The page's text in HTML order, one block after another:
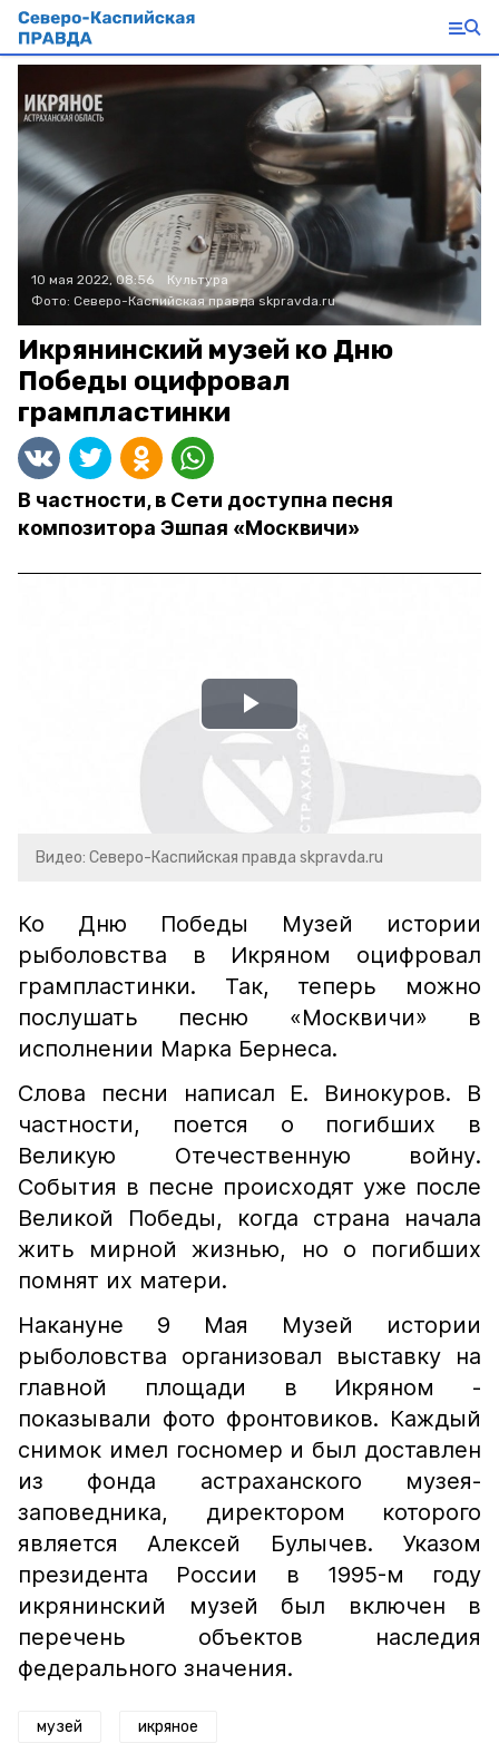
10 мая 2022, 08:56
Культура
Фото: Северо-Каспийская правда skpravda.ru
Икрянинский музей ко Дню
Победы оцифровал
грампластинки
В частности, в Сети доступна песня
композитора Эшпая «Москвичи»
Play
Video
Видео: Северо-Каспийская правда skpravda.ru
Ко Дню Победы Музей истории
рыболовства в Икряном оцифровал
грампластинки. Так, теперь можно
послушать песню «Москвичи» в
исполнении Марка Бернеса.
Слова песни написал Е. Винокуров. В
частности, поется о погибших в
Великую Отечественную войну.
События в песне происходят уже после
Великой Победы, когда страна начала
жить мирной жизнью, но о погибших
помнят их матери.
Накануне 9 Мая Музей истории
рыболовства организовал выставку на
главной площади в Икряном -
показывали фото фронтовиков. Каждый
снимок имел госномер и был доставлен
из фонда астраханского музея-
заповедника, директором которого
является Алексей Булычев. Указом
президента России в 1995-м году
икрянинский музей был включен в
перечень объектов наследия
федерального значения.
музей икряное